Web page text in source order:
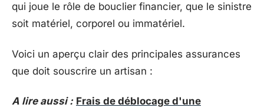
qui joue le rôle de bouclier financier, que le sinistre
soit matériel, corporel ou immatériel.
Voici un aperçu clair des principales assurances
que doit souscrire un artisan :
A lire aussi : Frais de déblocage d'une